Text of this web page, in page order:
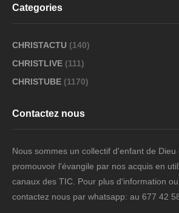
Categories
CHRISTACTU (140)
CHRISTLIVE (111)
CHRISTUBE (1170)
Contactez nous
Nous sommes un collectif d'enfant de Dieu
promouvoir l'évangile par nos acquis en
canaux des TIC. Pour plus d'information ou
contactez nous par whatsapp: au 677 42